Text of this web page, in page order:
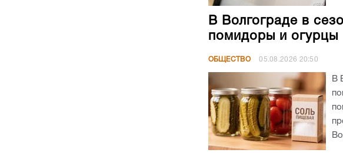
В Волгограде в
помидоры и огурцы
ОБЩЕСТВО 05.08.2026 20:50
В